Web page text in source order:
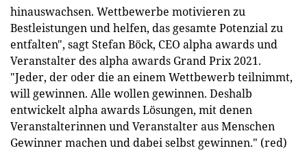
hinauswachsen. Wettbewerbe motivieren zu
Bestleistungen und helfen, das gesamte Potenzial zu
entfalten", sagt Stefan Böck, CEO alpha awards und
Veranstalter des alpha awards Grand Prix 2021.
"Jeder, der oder die an einem Wettbewerb teilnimmt,
will gewinnen. Alle wollen gewinnen. Deshalb
entwickelt alpha awards Lösungen, mit denen
Veranstalterinnen und Veranstalter aus Menschen
Gewinner machen und dabei selbst gewinnen." (red)